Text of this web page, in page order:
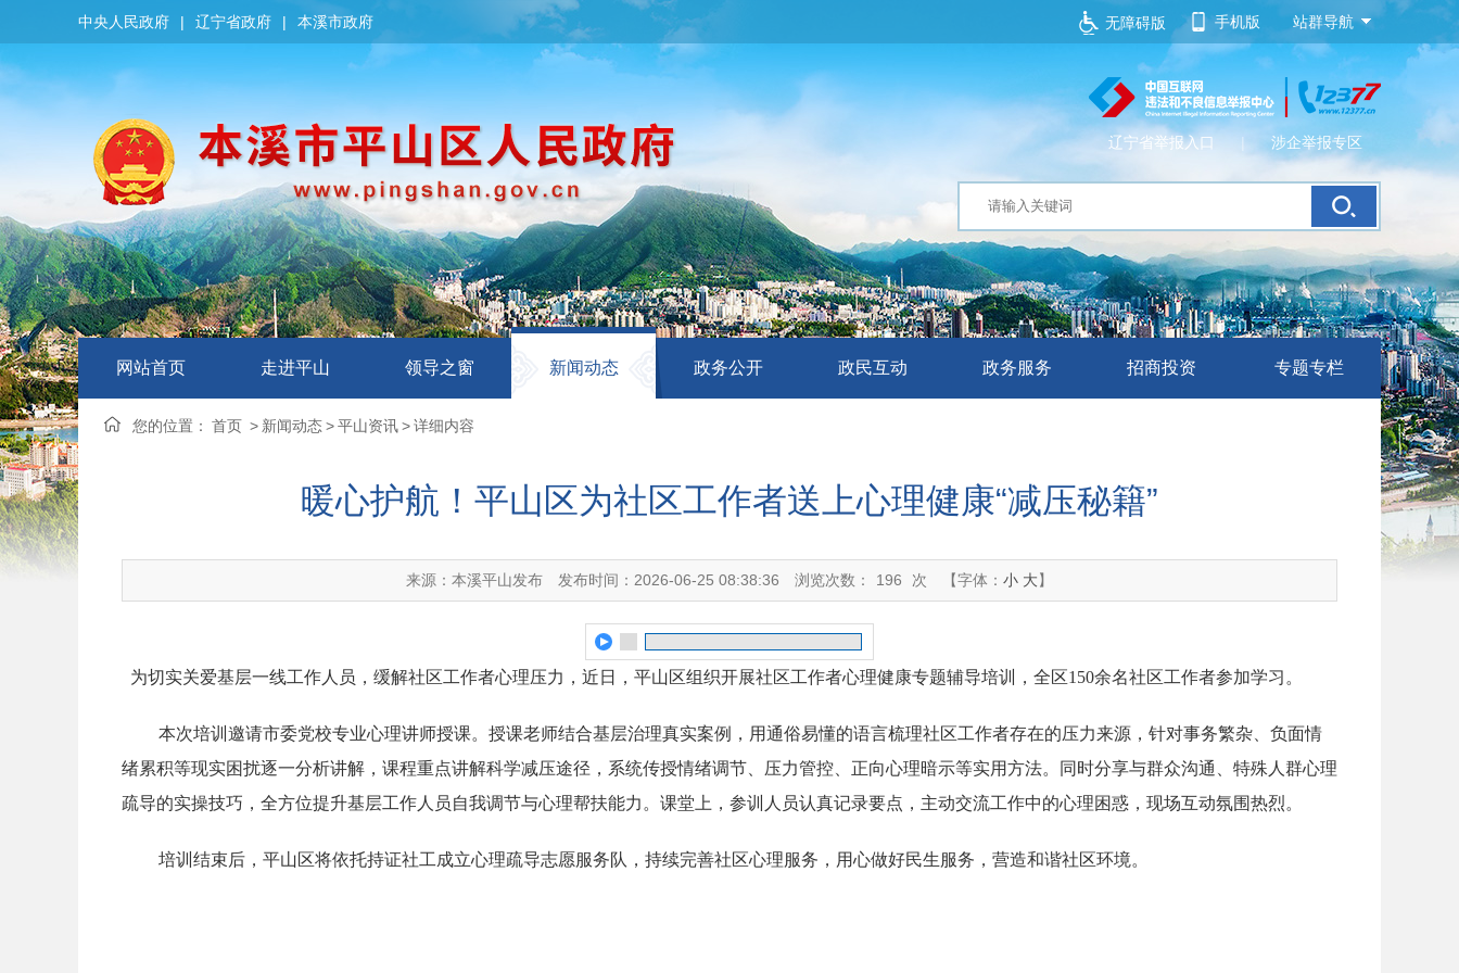
中央人民政府 | 辽宁省政府 | 本溪市政府 站群导航
无障碍版 手机版
辽宁省举报入口 | 涉企举报专区
网站首页 走进平山 领导之窗 新闻动态 政务公开 政民互动 政务服务 招商投资 专题专栏
您的位置： 首页 > 新闻动态>平山资讯>详细内容
暖心护航！平山区为社区工作者送上心理健康“减压秘籍”
来源：本溪平山发布 发布时间：2026-06-25 08:38:36 浏览次数： 196 次 【字体： 小 大】
为切实关爱基层一线工作人员，缓解社区工作者心理压力，近日，平山区组织开展社区工作者心理健康专题辅导培训，全区150余名社区工作者参加学习。
本次培训邀请市委党校专业心理讲师授课。授课老师结合基层治理真实案例，用通俗易懂的语言梳理社区工作者存在的压力来源，针对事务繁杂、负面情
绪累积等现实困扰逐一分析讲解，课程重点讲解科学减压途径，系统传授情绪调节、压力管控、正向心理暗示等实用方法。同时分享与群众沟通、特殊人群心理
疏导的实操技巧，全方位提升基层工作人员自我调节与心理帮扶能力。课堂上，参训人员认真记录要点，主动交流工作中的心理困惑，现场互动氛围热烈。
培训结束后，平山区将依托持证社工成立心理疏导志愿服务队，持续完善社区心理服务，用心做好民生服务，营造和谐社区环境。